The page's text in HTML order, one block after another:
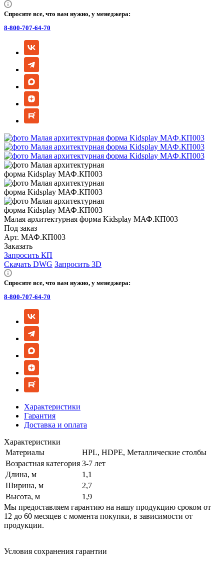
Спросите все, что вам нужно, у менеджера:
8-800-707-64-70
Малая архитектурная форма Kidsplay МАФ.КП003
Под заказ
Арт. МАФ.КП003
Заказать
Запросить КП
Скачать DWG Запросить 3D
Спросите все, что вам нужно, у менеджера:
8-800-707-64-70
Характеристики
Гарантия
Доставка и оплата
Характеристики
Материалы
HPL, HDPE, Металлические столбы
Возрастная категория 3-7 лет
Длина, м
1,1
Ширина, м
2,7
Высота, м
1,9
Мы предоставляем гарантию на нашу продукцию сроком от
12 до 60 месяцев с момента покупки, в зависимости от
продукции.
Условия сохранения гарантии